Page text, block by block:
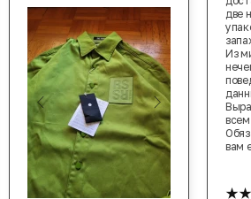
две
Из
вам